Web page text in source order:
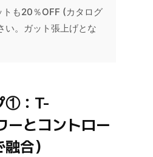
も20％OFF (カタログ
い。ガット張上げとな
①：T-
ーとコントロー
合）